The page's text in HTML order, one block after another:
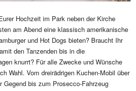
Hochzeit im Park neben der Kirche
am Abend eine klassisch amerikanische
und Hot Dogs bieten? Braucht Ihr
den Tanzenden bis in die
knurrt? Für alle Zwecke und Wünsche
Wahl. Vom dreirädrigen Kuchen-Mobil über
Gegend bis zum Prosecco-Fahrzeug